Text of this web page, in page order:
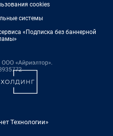
cookies
системы
«Подписка без баннерной
Технологии»